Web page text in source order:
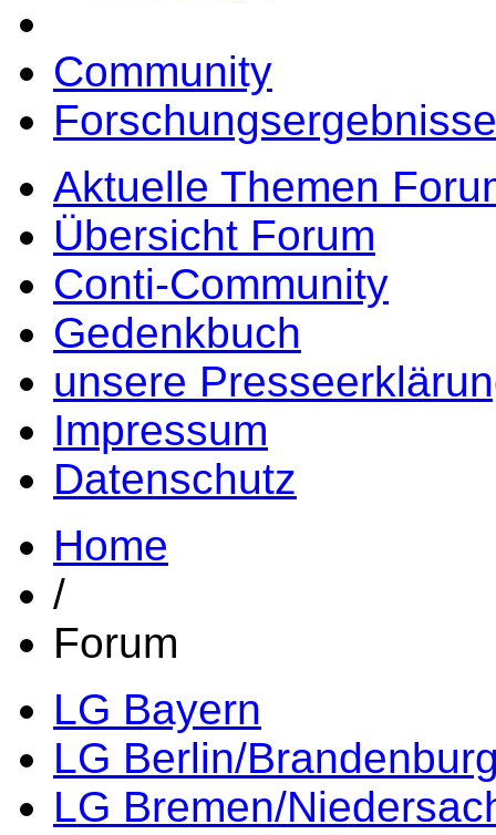
Community
Aktuelle Themen
Übersicht Forum
Conti-Community
Gedenkbuch
unsere
Impressum
Datenschutz
Home
/
Forum
LG Bayern
LG Berlin/
LG Bremen/